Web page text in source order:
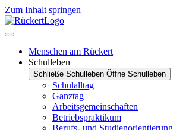
Zum Inhalt springen
Menschen am Rückert
Schulleben
Schließe Schulleben Öffne Schulleben
Schulalltag
Ganztag
Arbeitsgemeinschaften
Betriebspraktikum
Berufs- und Studienorientierung